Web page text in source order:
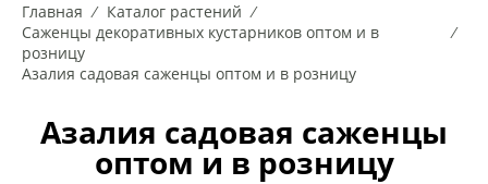
Главная
Каталог растений
Саженцы декоративных кустарников оптом и в
розницу
Азалия садовая саженцы оптом и в розницу
Азалия садовая саженцы
оптом и в розницу